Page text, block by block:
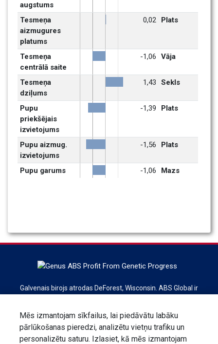
augstums
Tesmeņa
aizmugures
platums
0,02 Plats
Tesmeņa
centrālā saite
-1,06 Vāja
Tesmeņa
dziļums
1,43 Sekls
Pupu
priekšējais
izvietojums
-1,39 Plats
Pupu aizmug.
izvietojums
-1,56 Plats
Pupu garums -1,06 Mazs
Mēs izmantojam sīkfailus, lai piedāvātu labāku
pārlūkošanas pieredzi, analizētu vietņu trafiku un
personalizētu saturu. Izlasiet, kā mēs izmantojam
Galvenais birojs atrodas DeForest, Wisconsin. ABS Global ir
Genus plc koncerna.